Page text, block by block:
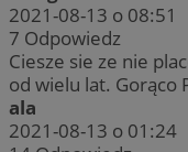
2021-08-13 o 08:51
7 Odpowiedz
Ciesze sie ze nie
od wielu lat. Gorąco
ala
2021-08-13 o 01:24